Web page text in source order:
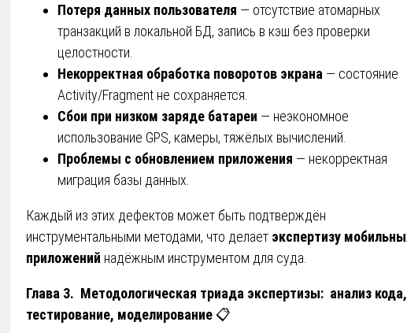
Потеря данных пользователя — отсутствие атомарных
транзакций в локальной БД, запись в кэш без проверки
целостности.
Некорректная обработка поворотов экрана — состояние
Activity/Fragment не сохраняется.
Сбои при низком заряде батареи — неэкономное
использование GPS, камеры, тяжёлых вычислений.
Проблемы с обновлением приложения — некорректная
миграция базы данных.
Каждый из этих дефектов может быть подтверждён
инструментальными методами, что делает экспертизу
приложений надёжным инструментом для суда.
Глава 3. Методологическая триада экспертизы: анализ кода,
тестирование, моделирование 📋